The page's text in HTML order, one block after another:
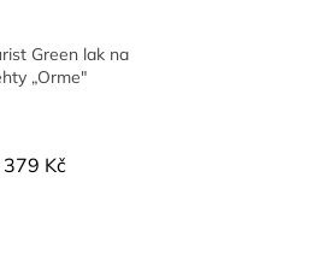
Green lak na
„Orme"
379 Kč